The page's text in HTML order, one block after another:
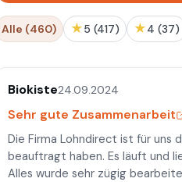
Alle (460) ★ 5 (417) ★ 4 (37)
Biokiste24.09.2024
Sehr gute Zusammenarbeit
Die Firma Lohndirect ist für uns
beauftragt haben. Es läuft und
Alles wurde sehr zügig